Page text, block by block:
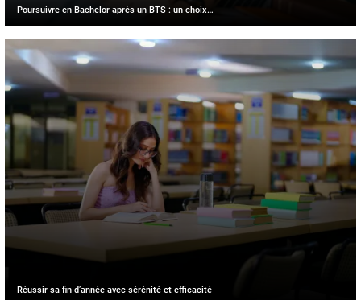
Poursuivre en Bachelor après un BTS : un choix…
Réussir sa fin d’année avec sérénité et efficacité